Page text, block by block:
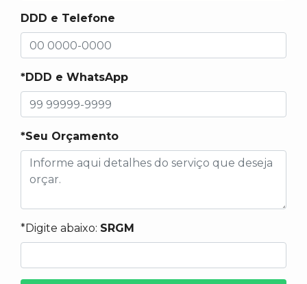
DDD e Telefone
*DDD e WhatsApp
*Seu Orçamento
*Digite abaixo: SRGM